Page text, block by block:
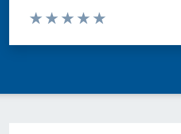
Valuta da 1 a 5 stelle la pagina